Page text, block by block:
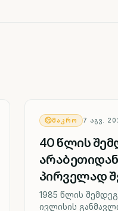
ᲛᲐᲙᲠᲝ 7 ᲐᲒᲕ.
40 წლის
პირველად
1985 წლის
ივლისის